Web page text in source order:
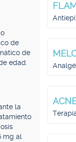
de
de
edad.
la
mg al